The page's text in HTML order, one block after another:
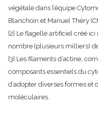
végétale dans l’équipe
Blanchoin et Manuel Théry
[2] Le flagelle artificiel créé
nombre (plusieurs milliers)
[3] Les filaments d’actine,
composants essentiels du
d’adopter diverses formes et
moléculaires.